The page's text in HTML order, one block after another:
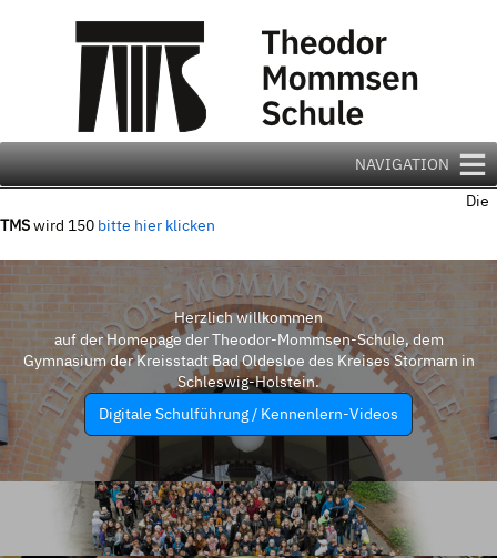
NAVIGATION
Die
TMSwird 150 bitte hier klicken
Herzlich willkommen
auf der Homepage der Theodor-Mommsen-Schule, dem
Gymnasium der Kreisstadt Bad Oldesloe des Kreises Stormarn in
Schleswig-Holstein.
Digitale Schulführung / Kennenlern-Videos